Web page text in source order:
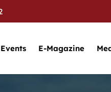
Events E-Magazine